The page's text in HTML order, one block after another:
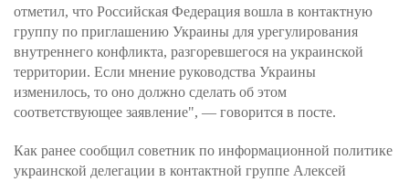
отметил, что Российская Федерация вошла в контактную
группу по приглашению Украины для урегулирования
внутреннего конфликта, разгоревшегося на украинской
территории. Если мнение руководства Украины
изменилось, то оно должно сделать об этом
соответствующее заявление", — говорится в посте.
Как ранее сообщил советник по информационной политике
украинской делегации в контактной группе Алексей